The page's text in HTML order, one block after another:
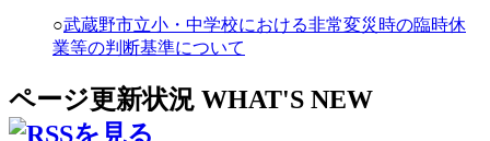
○武蔵野市立小・中学校における非常変災時の臨時休
業等の判断基準について
ページ更新状況 WHAT'S NEW